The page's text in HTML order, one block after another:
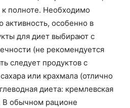
к полноте. Необходимо
активность, особенно в
для диет выбирают с
(не рекомендуется
следует продуктов с
или крахмала (отлично
диета: кремлевская
В обычном рационе